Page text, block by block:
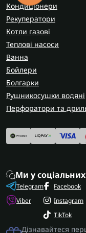
Кондиціонери
Рекуператори
Котли газові
Теплові насоси
Ванна
Бойлери
Болгарки
Рушникосушки водяні
Перфоратори та
Ми у
Telegram
Viber
Facebook
Instagram
TikTok
Дізнавайтеся